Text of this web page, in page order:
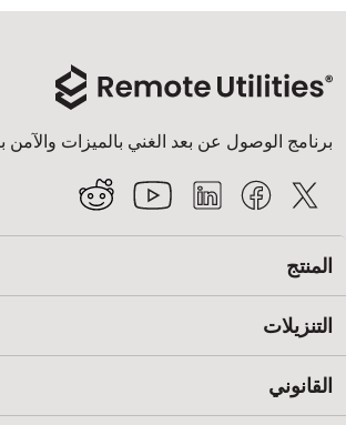
برنامج الوصول عن بعد الغني بالميزات والآمن
المنتج
التنزيلات
القانوني